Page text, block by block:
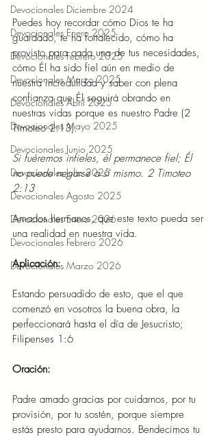
Devocionales Diciembre 2024
Devocionales Enero 2025
Devocionales Febrero 2025
Devocionales Marzo 2025
Devocionales Abril 2025
Devocionales Mayo 2025
Devocionales Junio 2025
Devocionales Julio 2025
Devocionales Agosto 2025
Devocionales Enero 2026
Devocionales Febrero 2026
Devocionales Marzo 2026
Puedes hoy recordar cómo Dios te ha
guardado, te ha fortalecido, cómo ha
provisto para cada una de tus necesidades,
cómo Él ha sido fiel aún en medio de
nuestra incredulidad y saber con plena
confianza que Él seguirá obrando en
nuestras vidas porque es nuestro Padre (2
Timoteo 2:13).
Si fuéremos infieles, él permanece fiel; Él
no puede negarse a sí mismo. 2 Timoteo
2:13
Amados hermanos, que este texto pueda ser
una realidad en nuestra vida.
Aplicación:
Estando persuadido de esto, que el que
comenzó en vosotros la buena obra, la
perfeccionará hasta el día de Jesucristo;
Filipenses 1:6
Oración:
Padre amado gracias por cuidarnos, por tu
provisión, por tu sostén, porque siempre
estás presto para ayudarnos. Bendecimos tu